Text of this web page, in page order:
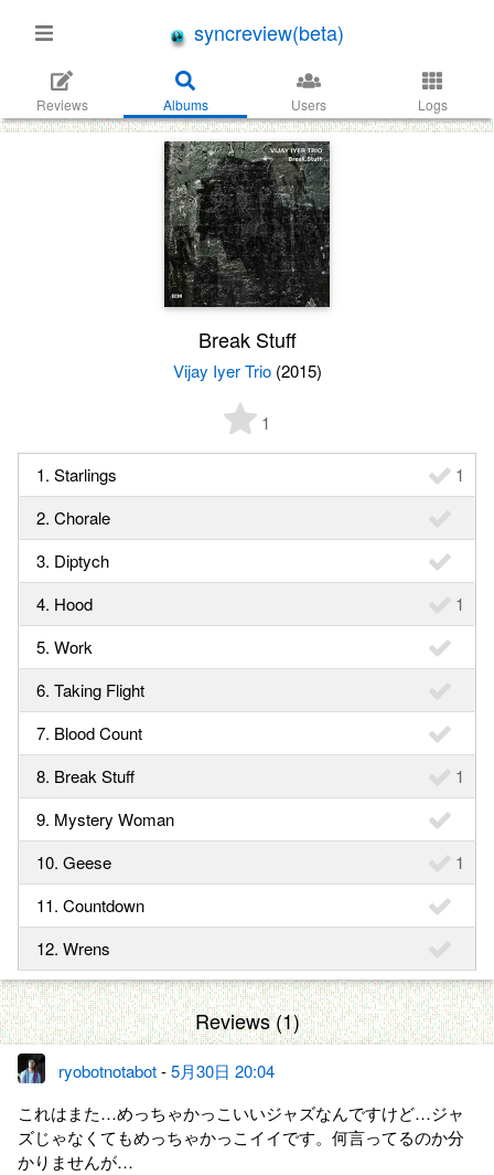
syncreview(beta)
Reviews Albums Users Logs
Break Stuff
Vijay Iyer Trio(2015)
1
1. Starlings
1
2. Chorale
3. Diptych
4. Hood
1
5. Work
6. Taking Flight
7. Blood Count
8. Break Stuff
1
9. Mystery Woman
10. Geese
1
11. Countdown
12. Wrens
Reviews (1)
ryobotnotabot-5月30日 20:04
これはまた…めっちゃかっこいいジャズなんですけど…ジャ
ズじゃなくてもめっちゃかっこイイです。何言ってるのか分
かりませんが…